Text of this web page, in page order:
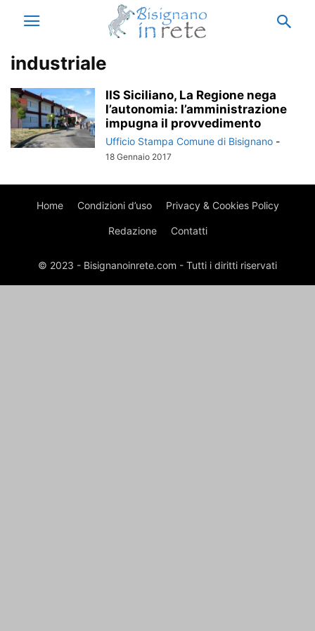
industriale
IIS Siciliano, La Regione nega
l’autonomia: l’amministrazione
impugna il provvedimento
Ufficio Stampa Comune di Bisignano -
18 Gennaio 2017
Home Condizioni d’uso Privacy & Cookies Policy
Redazione Contatti
© 2023 - Bisignanoinrete.com - Tutti i diritti riservati